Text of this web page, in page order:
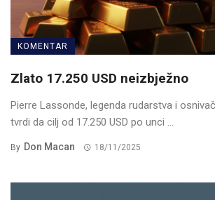
KOMENTAR
Zlato 17.250 USD neizbježno
Pierre Lassonde, legenda rudarstva i
tvrdi da cilj od 17.250 USD po unci ...
By Don Macan 18/11/2025